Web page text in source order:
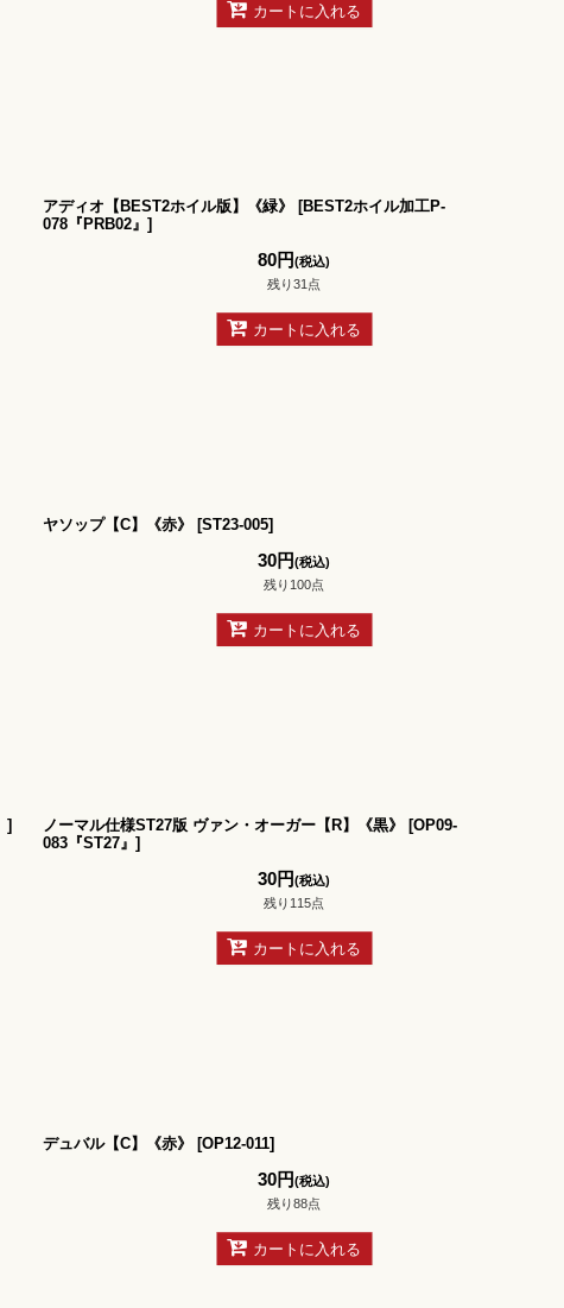
カートに入れる
アディオ【BEST2ホイル版】《緑》 [BEST2ホイル加工P-
078『PRB02』]
80円(税込)
残り31点
カートに入れる
ヤソップ【C】《赤》 [ST23-005]
30円(税込)
残り100点
カートに入れる
] ノーマル仕様ST27版 ヴァン・オーガー【R】《黒》 [OP09-
083『ST27』]
30円(税込)
残り115点
カートに入れる
デュバル【C】《赤》 [OP12-011]
30円(税込)
残り88点
カートに入れる